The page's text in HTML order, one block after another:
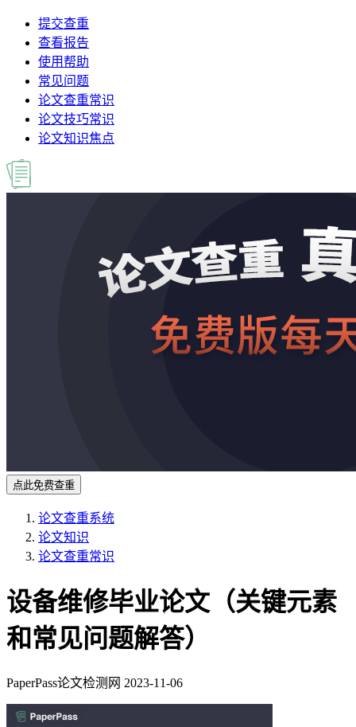
提交查重
查看报告
使用帮助
常见问题
论文查重常识
论文技巧常识
论文知识焦点
点此免费查重
论文查重系统
论文知识
论文查重常识
设备维修毕业论文（关键元素
和常见问题解答）
PaperPass论文检测网 2023-11-06